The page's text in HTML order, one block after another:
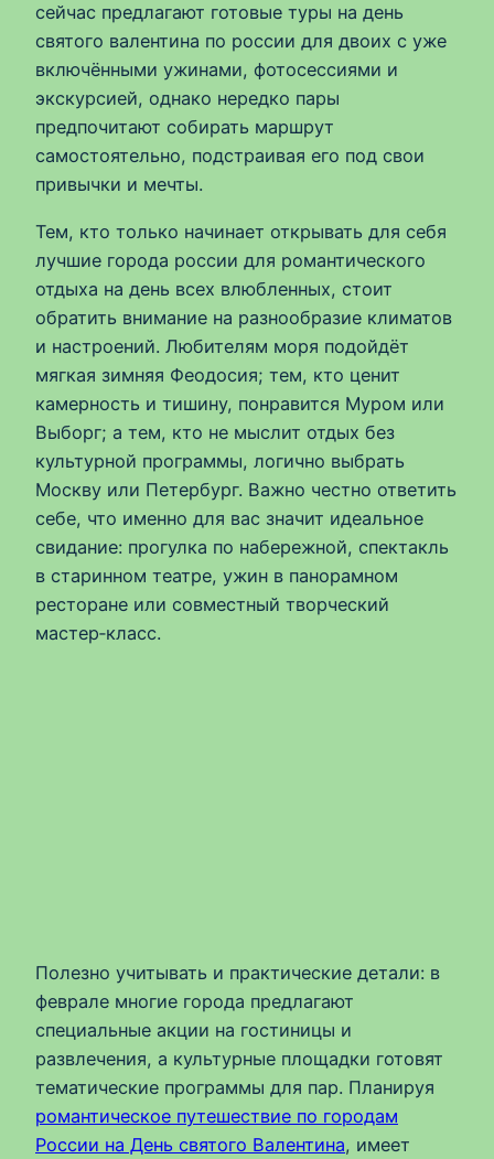
сейчас предлагают готовые туры на день
святого валентина по россии для двоих с уже
включёнными ужинами, фотосессиями и
экскурсией, однако нередко пары
предпочитают собирать маршрут
самостоятельно, подстраивая его под свои
привычки и мечты.
Тем, кто только начинает открывать для себя
лучшие города россии для романтического
отдыха на день всех влюбленных, стоит
обратить внимание на разнообразие климатов
и настроений. Любителям моря подойдёт
мягкая зимняя Феодосия; тем, кто ценит
камерность и тишину, понравится Муром или
Выборг; а тем, кто не мыслит отдых без
культурной программы, логично выбрать
Москву или Петербург. Важно честно ответить
себе, что именно для вас значит идеальное
свидание: прогулка по набережной, спектакль
в старинном театре, ужин в панорамном
ресторане или совместный творческий
мастер‑класс.
Полезно учитывать и практические детали: в
феврале многие города предлагают
специальные акции на гостиницы и
развлечения, а культурные площадки готовят
тематические программы для пар. Планируя
романтическое путешествие по городам
России на День святого Валентина, имеет